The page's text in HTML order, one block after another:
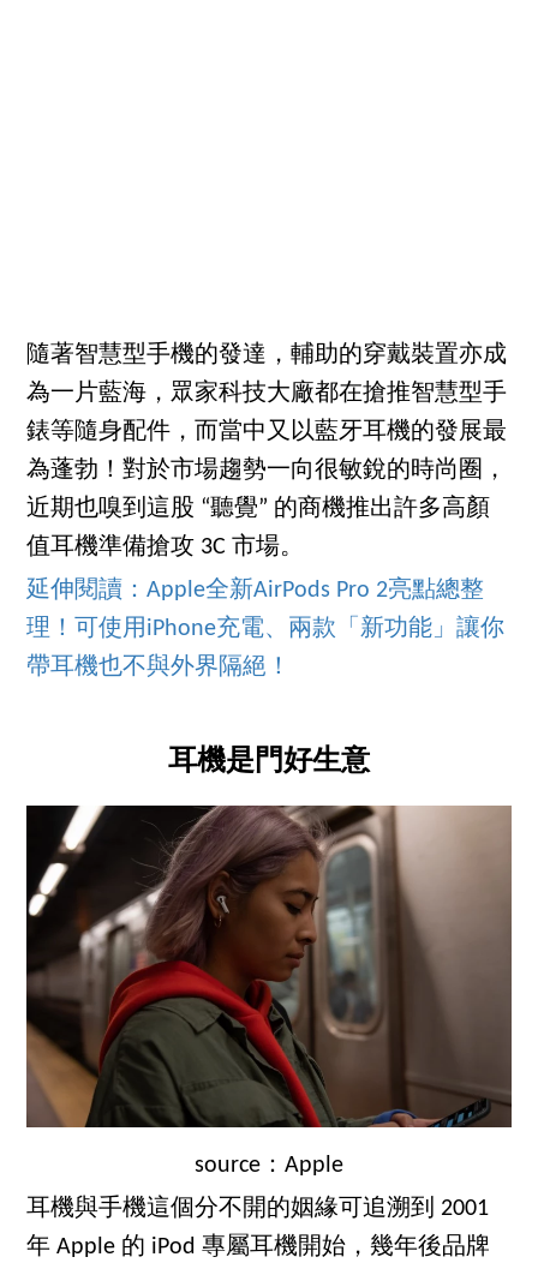
隨著智慧型手機的發達，輔助的穿戴裝置亦成
為一片藍海，眾家科技大廠都在搶推智慧型手
錶等隨身配件，而當中又以藍牙耳機的發展最
為蓬勃！對於市場趨勢一向很敏銳的時尚圈，
近期也嗅到這股 “聽覺” 的商機推出許多高顏
值耳機準備搶攻 3C 市場。
延伸閱讀：Apple全新AirPods Pro 2亮點總整
理！可使用iPhone充電、兩款「新功能」讓你
帶耳機也不與外界隔絕！
耳機是門好生意
source：Apple
耳機與手機這個分不開的姻緣可追溯到 2001
年 Apple 的 iPod 專屬耳機開始，幾年後品牌